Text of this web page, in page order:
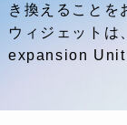
き換えることを
ウィジェット
expansion Unit